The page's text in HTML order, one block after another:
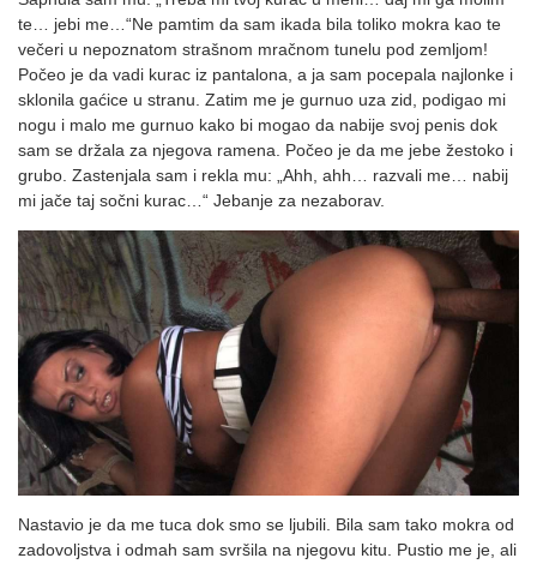
te… jebi me…“Ne pamtim da sam ikada bila toliko mokra kao te
večeri u nepoznatom strašnom mračnom tunelu pod zemljom!
Počeo je da vadi kurac iz pantalona, a ja sam pocepala najlonke i
sklonila gaćice u stranu. Zatim me je gurnuo uza zid, podigao mi
nogu i malo me gurnuo kako bi mogao da nabije svoj penis dok
sam se držala za njegova ramena. Počeo je da me jebe žestoko i
grubo. Zastenjala sam i rekla mu: „Ahh, ahh… razvali me… nabij
mi jače taj sočni kurac…“ Jebanje za nezaborav.
Nastavio je da me tuca dok smo se ljubili. Bila sam tako mokra od
zadovoljstva i odmah sam svršila na njegovu kitu. Pustio me je, ali